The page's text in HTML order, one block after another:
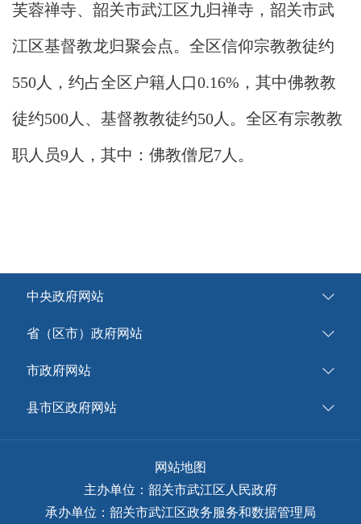
芙蓉禅寺、韶关市武江区九归禅寺，韶关市武
江区基督教龙归聚会点。全区信仰宗教教徒约
550人，约占全区户籍人口0.16%，其中佛教教
徒约500人、基督教教徒约50人。全区有宗教教
职人员9人，其中：佛教僧尼7人。
中央政府网站
省（区市）政府网站
市政府网站
县市区政府网站
网站地图
主办单位：韶关市武江区人民政府
承办单位：韶关市武江区政务服务和数据管理局